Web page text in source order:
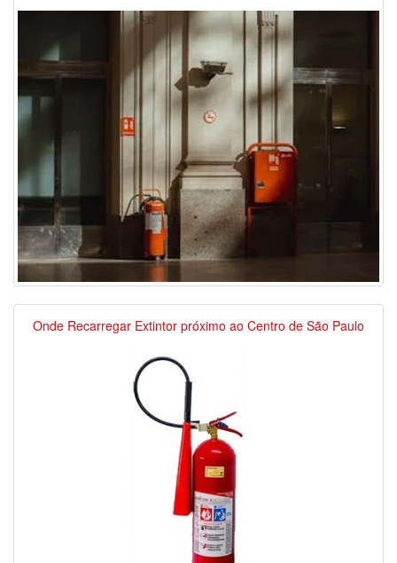
Onde Recarregar Extintor próximo ao Centro de São Paulo